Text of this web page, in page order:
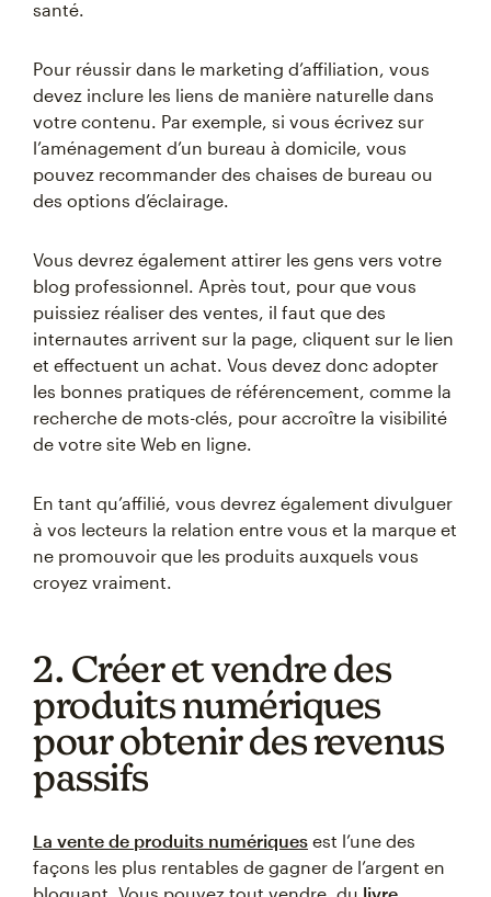
santé.
Pour réussir dans le marketing d’affiliation, vous
devez inclure les liens de manière naturelle dans
votre contenu. Par exemple, si vous écrivez sur
l’aménagement d’un bureau à domicile, vous
pouvez recommander des chaises de bureau ou
des options d’éclairage.
Vous devrez également attirer les gens vers votre
blog professionnel. Après tout, pour que vous
puissiez réaliser des ventes, il faut que des
internautes arrivent sur la page, cliquent sur le lien
et effectuent un achat. Vous devez donc adopter
les bonnes pratiques de référencement, comme la
recherche de mots-clés, pour accroître la visibilité
de votre site Web en ligne.
En tant qu’affilié, vous devrez également divulguer
à vos lecteurs la relation entre vous et la marque et
ne promouvoir que les produits auxquels vous
croyez vraiment.
2. Créer et vendre des
produits numériques
pour obtenir des revenus
passifs
La vente de produits numériques est l’une des
façons les plus rentables de gagner de l’argent en